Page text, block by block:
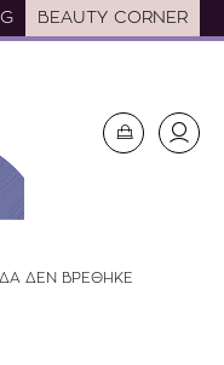
BEAUTY CORNER
ΔΕΝ ΒΡΕΘΗΚΕ